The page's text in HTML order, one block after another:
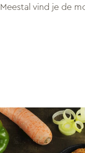
Meestal vind je de